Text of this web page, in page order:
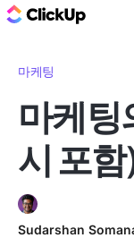
마케팅
마케팅
시 포
Sudarshan